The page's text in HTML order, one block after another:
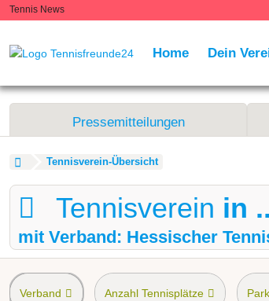
Tennis News
Home Dein
Pressemitteilungen
Tennisverein-Übersicht
Tennisverein in
mit Verband: Hessischer
Verband Anzahl Tennisplätze